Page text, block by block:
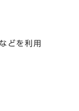
どを利用